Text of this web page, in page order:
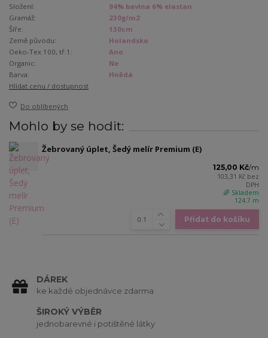
Složení:
94% bavlna 6% elastan
Gramáž:
230g/m2
Šíře:
130cm
Země původu:
Holandsko
Oeko-Tex 100, tř.1:
Ano
Organic:
Ne
Barva:
Hnědá
Hlídat cenu / dostupnost
Do oblíbených
Mohlo by se hodit:
Žebrovaný úplet, Šedý melír Premium (E)
125,00 Kč/m
103,31 Kč bez
DPH
🌈 Skladem
124.7 m
Přidat do košíku
DÁREK
ke každé objednávce zdarma
ŠIROKÝ VÝBĚR
jednobarevné i potištěné látky